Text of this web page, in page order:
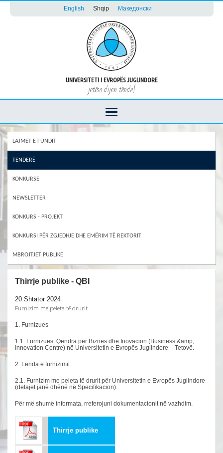
English Shqip Македонски
UNIVERSITETI I EVROPËS JUGLINDORE
jetëso dijen tënde!
LAJMET E FUNDIT
TENDERË
KONKURSE
NEWSLETTER
KONKURS - PROJEKT
KONKURSI PËR ZGJEDHJE DHE EMËRIM TË REKTORIT
MBROJTJET PUBLIKE
Thirrje publike - QBI
20 Shtator 2024
Furnizim me peleta të drurit
1. Furnizues
1.1. Furnizues: Qendra për Biznes dhe Inovacion (Business &amp;
Innovation Centre) në Universitetin e Evropës Juglindore – Tetovë.
2. Lënda e furnizimit
2.1. Furnizim me peleta të drurit për Universitetin e Evropës Juglindore
(detajet janë dhënë në Specifikacion).
Për më shumë informata, rreferojuni dokumentacionit në vazhdim.
Thirrje publike